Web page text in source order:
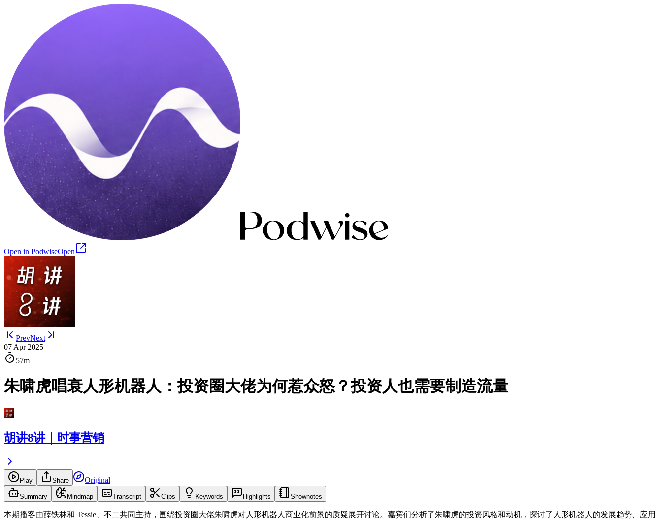
Open in PodwiseOpen
PrevNext
07 Apr 2025
57m
朱啸虎唱衰人形机器人：投资圈大佬为何惹众怒？投资人也需要制造流量
胡讲8讲｜时事营销
Play Share Original
Summary Mindmap Transcript Clips Keywords Highlights Shownotes
本期播客由薛铁林和 Tessie、不二共同主持，围绕投资圈大佬朱啸虎对人形机器人商业化前景的质疑展开讨论。嘉宾们分析了朱啸虎的投资风格和动机，探讨了人形机器人的发展趋势、应用